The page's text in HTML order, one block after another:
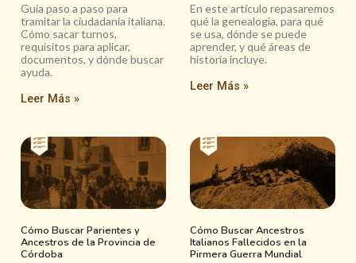
Guía paso a paso para
tramitar la ciudadanía italiana.
Cómo sacar turnos,
requisitos para aplicar,
documentos, y dónde buscar
ayuda.
Leer Más »
En este artículo repasaremos
qué la genealogía, para qué
se usa, dónde se puede
aprender, y qué áreas de
historia incluye.
Leer Más »
Cómo Buscar Parientes y
Ancestros de la Provincia de
Córdoba
Cómo Buscar Ancestros
Italianos Fallecidos en la
Pirmera Guerra Mundial